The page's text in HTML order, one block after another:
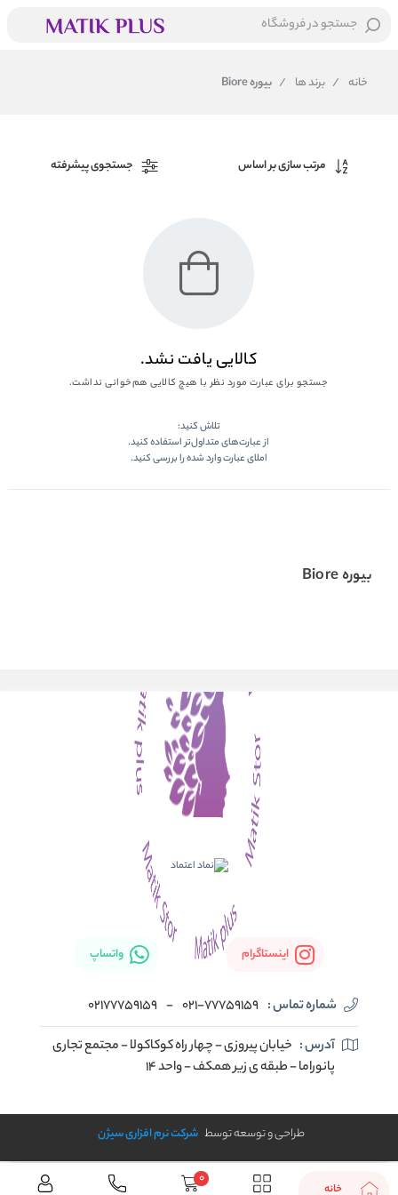
جستجو در فروشگاه
خانه / برند ها / بیوره Biore
مرتب سازی بر اساس جستجوی پیشرفته
کالایی یافت نشد.
جستجو برای عبارت مورد نظر با هیچ کالایی هم‌خوانی نداشت.
تلاش کنید:
از عبارت‌های متداول‌تر استفاده کنید.
املای عبارت وارد شده را بررسی کنید.
بیوره Biore
اینستاگرام واتساپ
شماره تماس : 021-77759159
-
02177759159
آدرس : خیابان پیروزی - چهار راه کوکاکولا - مجتمع تجاری
پانوراما - طبقه ی زیر همکف - واحد 14
طراحی و توسعه توسط شرکت نرم افزاری سیژن
خانه
0